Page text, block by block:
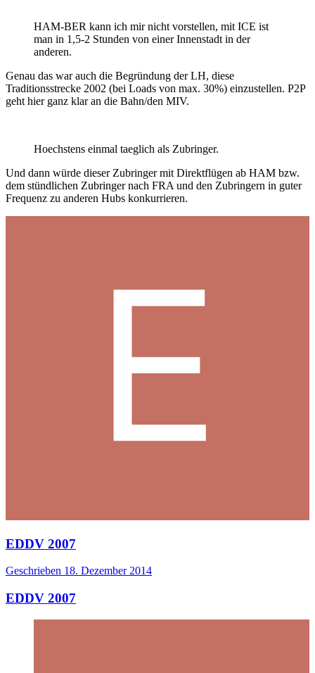
HAM-BER kann ich mir nicht vorstellen, mit ICE ist
man in 1,5-2 Stunden von einer Innenstadt in der
anderen.
Genau das war auch die Begründung der LH, diese
Traditionsstrecke 2002 (bei Loads von max. 30%) einzustellen. P2P
geht hier ganz klar an die Bahn/den MIV.
Hoechstens einmal taeglich als Zubringer.
Und dann würde dieser Zubringer mit Direktflügen ab HAM bzw.
dem stündlichen Zubringer nach FRA und den Zubringern in guter
Frequenz zu anderen Hubs konkurrieren.
EDDV 2007
Geschrieben 18. Dezember 2014
EDDV 2007